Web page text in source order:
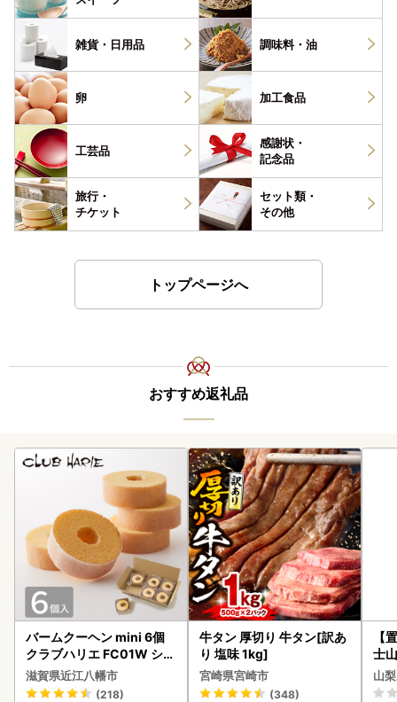
雑貨・ 日用品 調味料・ 油
卵 加工食品
工芸品
感謝状・
記念品
旅行・
チケット
セット類・
その他
トップページへ
おすすめ返礼品
バームクーヘン mini 6個
クラブハリエ FC01W シェ
アボックス バウムクーヘ
ン
滋賀県近江八幡市
(218)
牛タン 厚切り 牛タン[訳あ
り 塩味 1kg]
宮崎県宮崎市
(348)
【
士
山